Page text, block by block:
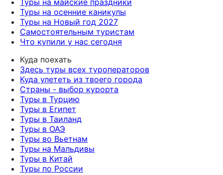
Туры на майские праздники
Туры на осенние каникулы
Туры на Новый год 2027
Самостоятельным туристам
Что купили у нас сегодня
Куда поехать
Здесь туры всех туроператоров
Куда улететь из твоего города
Страны - выбор курорта
Туры в Турцию
Туры в Египет
Туры в Таиланд
Туры в ОАЭ
Туры во Вьетнам
Туры на Мальдивы
Туры в Китай
Туры по России